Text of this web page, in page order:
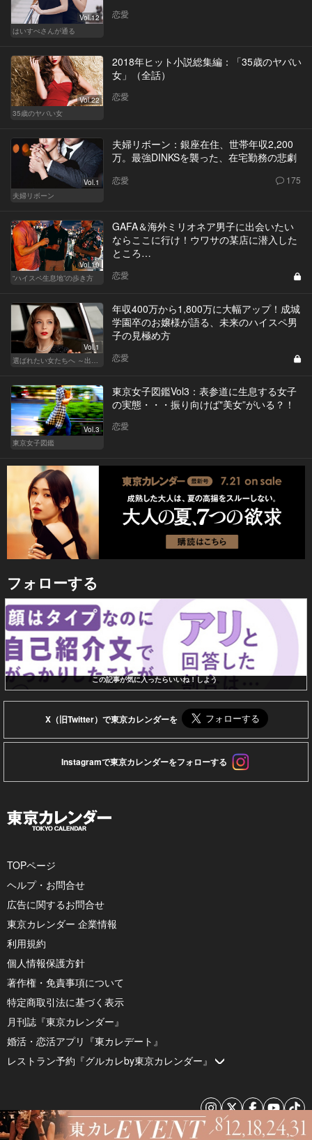
Vol.12
はいすぺさんが通る
恋愛
Vol.22
35歳のヤバい女
2018年ヒット小説総集編：「35歳のヤバい
女」（全話）
恋愛
Vol.1
夫婦リボーン
夫婦リボーン：銀座在住、世帯年収2,200
万。最強DINKSを襲った、在宅勤務の悲劇
恋愛 175
Vol.10
“ハイスペ生息地”の歩き方
GAFA＆海外ミリオネア男子に出会いたい
ならここに行け！ウワサの某店に潜入した
ところ…
恋愛
Vol.1
年収400万から1,800万に大幅アップ！成城
学園卒のお嬢様が語る、未来のハイスペ男
子の見極め方
恋愛
Vol.3
東京女子図鑑
東京女子図鑑Vol3：表参道に生息する女子
の実態・・・振り向けば"美女”がいる？！
恋愛
フォローする
この記事が気に入ったらいいね！しよう
X（旧Twitter）で東京カレンダーを
Instagramで東京カレンダーをフォローする
TOPページ
ヘルプ・お問合せ
広告に関するお問合せ
東京カレンダー 企業情報
利用規約
個人情報保護方針
著作権・免責事項について
特定商取引法に基づく表示
月刊誌『東京カレンダー』
婚活・恋活アプリ『東カレデート』
レストラン予約『グルカレby東京カレンダー』
© 2026 by Tokyo Calendar, Inc.